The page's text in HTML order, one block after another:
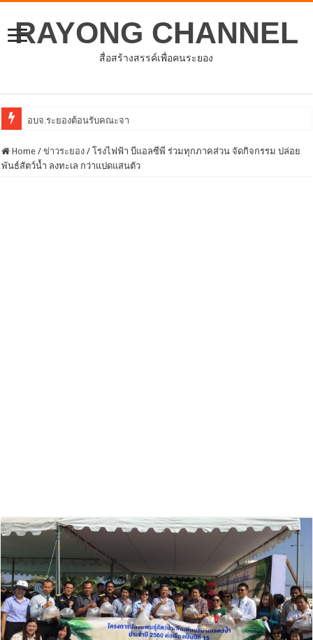
RAYONG CHANNEL
สื่อสร้างสรรค์เพื่อคนระยอง
อบจ.ระยองต้อนรับคณะจากตัวแทนศูนย์ธุรกิจจีน – อาเซียน
Home / ข่าวระยอง / โรงไฟฟ้า บีแอลซีพี ร่วมทุกภาคส่วน จัดกิจกรรม ปล่อย
พันธ์สัตว์น้ำ ลงทะเล กว่าแปดแสนตัว